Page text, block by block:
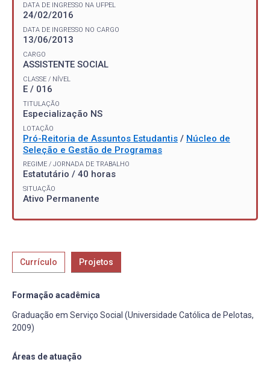
DATA DE INGRESSO NA UFPEL
24/02/2016
DATA DE INGRESSO NO CARGO
13/06/2013
CARGO
ASSISTENTE SOCIAL
CLASSE / NÍVEL
E / 016
TITULAÇÃO
Especialização NS
LOTAÇÃO
Pró-Reitoria de Assuntos Estudantis / Núcleo de
Seleção e Gestão de Programas
REGIME / JORNADA DE TRABALHO
Estatutário / 40 horas
SITUAÇÃO
Ativo Permanente
Currículo Projetos
Formação acadêmica
Graduação em Serviço Social (Universidade Católica de Pelotas,
2009)
Áreas de atuação